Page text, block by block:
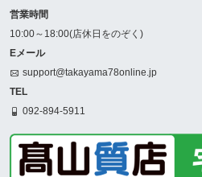
営業時間
10:00～18:00(店休日をのぞく)
Eメール
support@takayama78online.jp
TEL
092-894-5911